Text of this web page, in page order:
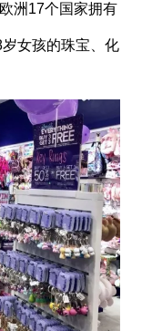
洲17个国家拥有
女孩的珠宝、化